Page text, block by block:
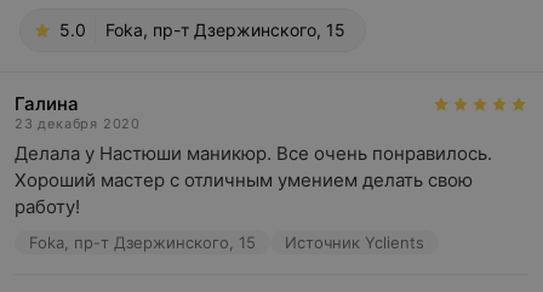
5.0 Foka, пр-т Дзержинского, 15
Галина
23 декабря 2020
Делала у Настюши маникюр. Все очень понравилось.
Хороший мастер с отличным умением делать свою
работу!
Foka, пр-т Дзержинского, 15 Источник Yclients